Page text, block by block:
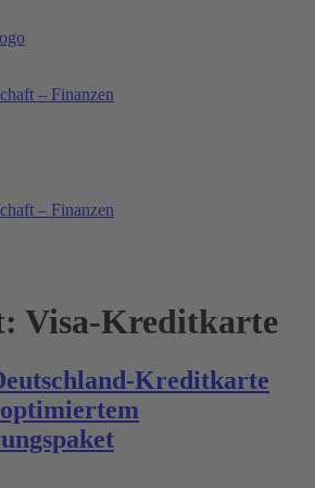
– Finanzen
– Finanzen
Visa-Kreditkarte
Kreditkarte